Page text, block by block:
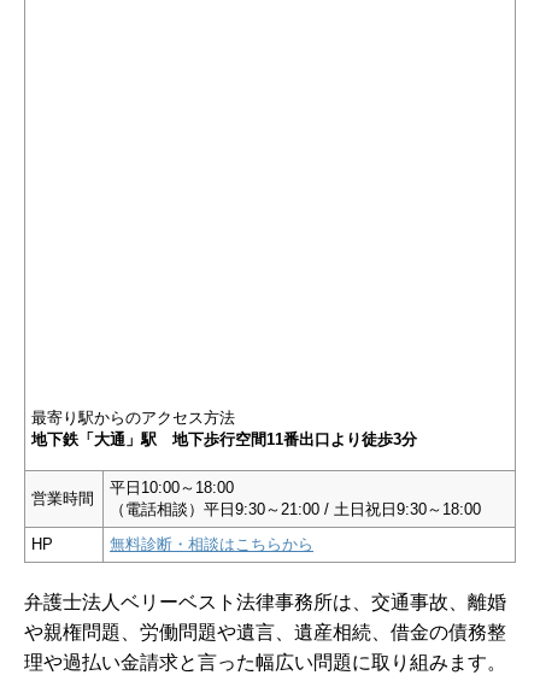
最寄り駅からのアクセス方法
地下鉄「大通」駅 地下歩行空間11番出口より徒歩3分
営業時間
平日10:00～18:00
（電話相談）平日9:30～21:00 / 土日祝日9:30～18:00
HP
無料診断・相談はこちらから
弁護士法人ベリーベスト法律事務所は、交通事故、離婚
や親権問題、労働問題や遺言、遺産相続、借金の債務整
理や過払い金請求と言った幅広い問題に取り組みます。